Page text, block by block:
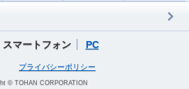
スマートフォン PC
プライバシーポリシー
© TOHAN CORPORATION